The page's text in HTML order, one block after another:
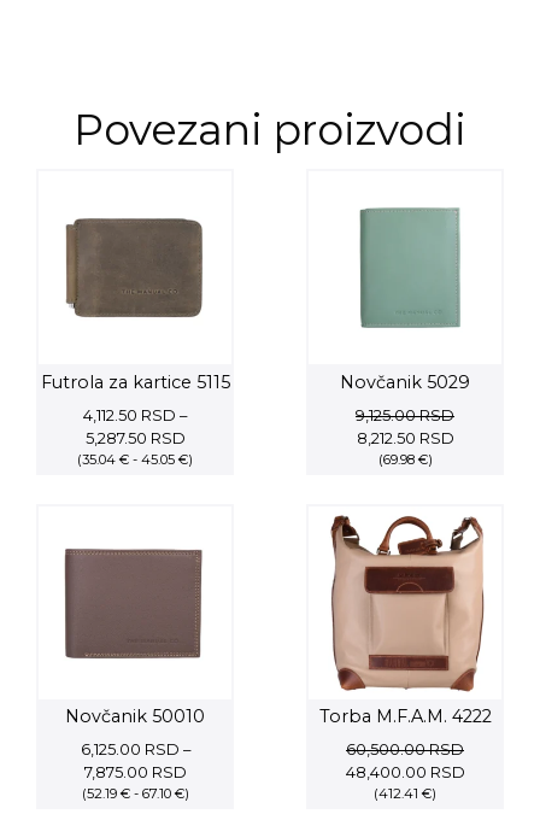
Povezani proizvodi
Futrola za kartice 5115
4,112.50 RSD –
5,287.50 RSDPrice
range:
(35.04 € - 45.05 €)
Novčanik 5029
9,125.00RSD
Original
price
8,212.50 RSDCurrent
(69.98 €)
Novčanik 50010
6,125.00 RSD –
7,875.00 RSDPrice
range:
(52.19 € - 67.10 €)
Torba M.F.A.M. 4222
60,500.00RSD
Original
price
48,400.00 RSDCurrent
(412.41 €)